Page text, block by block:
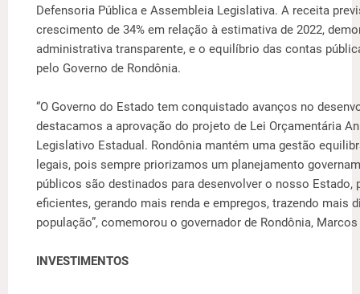
Defensoria Pública e Assembleia Legislativa. A receita
crescimento de 34% em relação à estimativa de 2022,
administrativa transparente, e o equilíbrio das contas
pelo Governo de Rondônia.
“O Governo do Estado tem conquistado avanços no
destacamos a aprovação do projeto de Lei Orçamentária
Legislativo Estadual. Rondônia mantém uma gestão
legais, pois sempre priorizamos um planejamento
públicos são destinados para desenvolver o nosso
eficientes, gerando mais renda e empregos, trazendo mais
população”, comemorou o governador de Rondônia, Marcos
INVESTIMENTOS